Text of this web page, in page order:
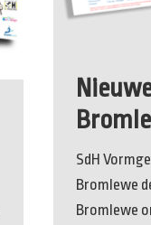
SdH
Bromlewe
Bromlewe